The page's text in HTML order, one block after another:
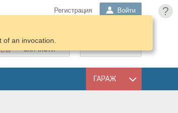
?
Регистрация Войти
ПОДОБРАТЬ
ЗАПЧАСТИ
ГАРАЖ
an invocation.